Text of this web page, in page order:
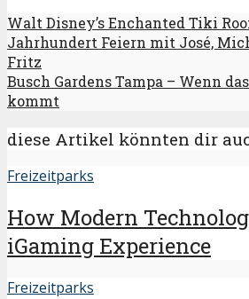
Walt Disney’s Enchanted Tiki
Jahrhundert Feiern mit José,
Fritz
Busch Gardens Tampa – Wenn
kommt
diese Artikel könnten dir
Freizeitparks
How Modern
iGaming Experience
Freizeitparks